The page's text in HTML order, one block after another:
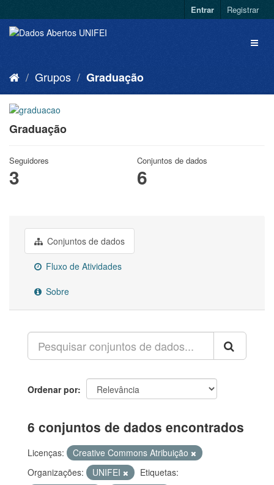
Entrar Registrar
Grupos Graduação
Graduação
Seguidores
3
Conjuntos de dados
6
Conjuntos de dados
Fluxo de Atividades
Sobre
Ordenar por
6 conjuntos de dados encontrados
Licenças:
Creative Commons Atribuição
Organizações:
UNIFEI
Etiquetas: